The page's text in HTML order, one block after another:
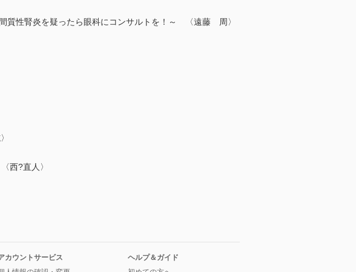
質性腎炎を疑ったら眼科にコンサルトを！～ 〈遠藤 周〉
西?直人〉
カウントサービス
ヘルプ＆ガイド